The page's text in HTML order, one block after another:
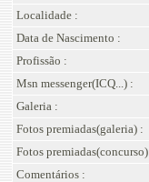
Localidade :
Data de Nascimento :
Profissão :
Msn messenger(ICQ...) :
Galeria :
Fotos premiadas(galeria) :
Fotos
Comentários :